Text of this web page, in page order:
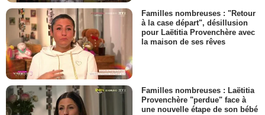
Familles nombreuses : "Retour
à la case départ", désillusion
pour Laëtitia Provenchère avec
la maison de ses rêves
Familles nombreuses : Laëtitia
Provenchère "perdue" face à
une nouvelle étape de son bébé